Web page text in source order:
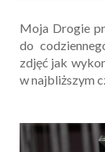
Moja Drogie
do
zdjęć jak
w najbliższym